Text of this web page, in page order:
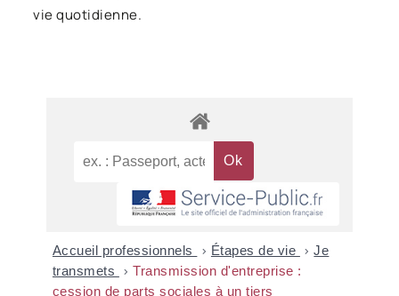
vie quotidienne.
Accueil professionnels > Étapes de vie > Je
transmets
> Transmission d'entreprise :
cession de parts sociales à un tiers